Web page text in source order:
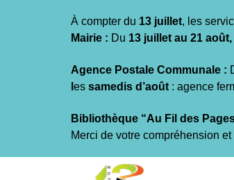
À compter du 13 juillet, les
Mairie : Du 13 juillet au 21 août,
Agence Postale Communale :
es samedis d’août : agence
Bibliothèque “Au Fil des
Merci de votre compréhension